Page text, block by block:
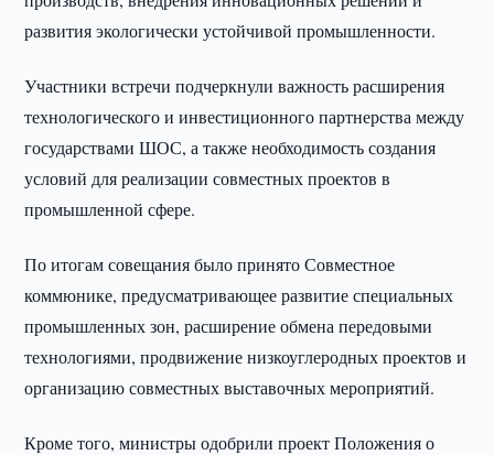
развития экологически устойчивой промышленности.
Участники встречи подчеркнули важность расширения
технологического и инвестиционного партнерства между
государствами ШОС, а также необходимость создания
условий для реализации совместных проектов в
промышленной сфере.
По итогам совещания было принято Совместное
коммюнике, предусматривающее развитие специальных
промышленных зон, расширение обмена передовыми
технологиями, продвижение низкоуглеродных проектов и
организацию совместных выставочных мероприятий.
Кроме того, министры одобрили проект Положения о